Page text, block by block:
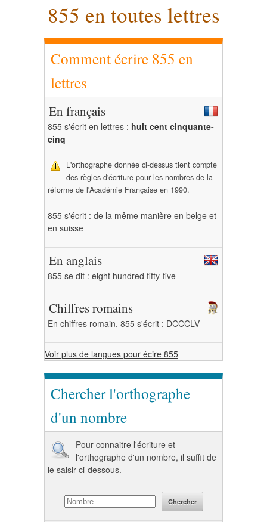
855 en toutes lettres
Comment écrire 855 en
lettres
En français
855 s'écrit en lettres : huit cent cinquante-
cinq
L'orthographe donnée ci-dessus tient compte
des règles d'écriture pour les nombres de la
réforme de l'Académie Française en 1990.
855 s'écrit : de la même manière en belge et
en suisse
En anglais
855 se dit : eight hundred fifty-five
Chiffres romains
En chiffres romain, 855 s'écrit : DCCCLV
Voir plus de langues pour écire 855
Chercher l'orthographe
d'un nombre
Pour connaitre l'écriture et
l'orthographe d'un nombre, il suffit de
le saisir ci-dessous.